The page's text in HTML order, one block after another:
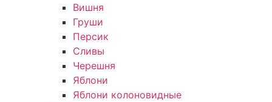
Вишня
Груши
Персик
Сливы
Черешня
Яблони
Яблони колоновидные